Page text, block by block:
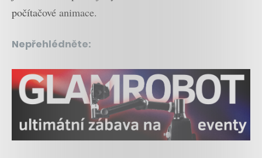
počítačové animace.
Nepřehlédněte: